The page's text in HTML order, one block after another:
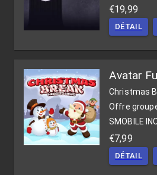
€19,99
DÉTAIL
Avatar
Christmas
Offre
SMOBILE
€7,99
DÉTAIL